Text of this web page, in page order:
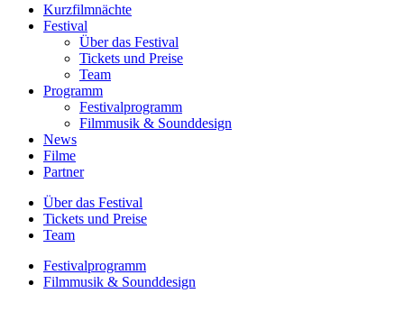
Kurzfilmnächte
Festival
Über das Festival
Tickets und Preise
Team
Programm
Festivalprogramm
Filmmusik & Sounddesign
News
Filme
Partner
Über das Festival
Tickets und Preise
Team
Festivalprogramm
Filmmusik & Sounddesign